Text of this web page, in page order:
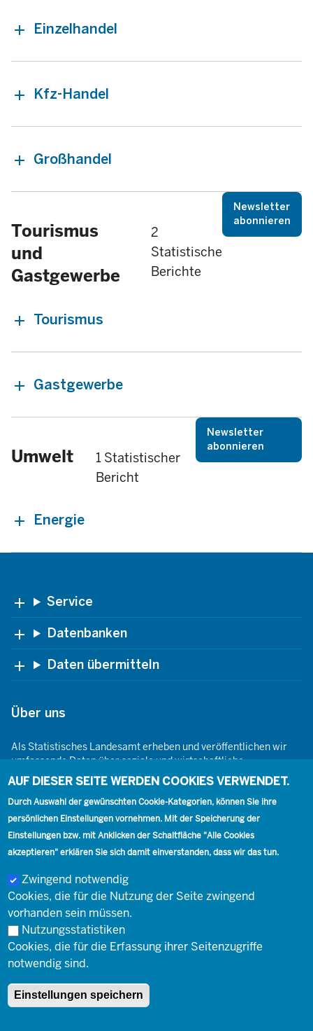
Einzelhandel
Kfz-Handel
Großhandel
Tourismus
und
Gastgewerbe
2
Statistische
Berichte
Newsletter
abonnieren
Tourismus
Gastgewerbe
Umwelt
1 Statistischer
Bericht
Newsletter
abonnieren
Energie
Footer Service
Datenbanken
Daten übermitteln
Über uns
Als Statistisches Landesamt erheben und veröffentlichen wir
umfassende Daten über soziale und wirtschaftliche
Gegebenheiten. Dabei sind wir den Grundsätzen der Neutralität,
Objektivität, wissenschaftlichen Unabhängigkeit und der
statistischen Geheimhaltung verpflichtet.
Footer
Kontakt
Kontakt Presse Karriere
Social
Footer
Impressum
© Landesbetrieb Information und Technik Nordrhein-Westfalen
(IT.NRW)
Impressum Datenschutz
AUF DIESER SEITE WERDEN COOKIES VERWENDET.
Durch Auswahl der gewünschten Cookie-Kategorien, können Sie ihre
persönlichen Einstellungen vornehmen. Mit der Speicherung der
Einstellungen bzw. mit Anklicken der Schaltfläche "Alle Cookies
akzeptieren" erklären Sie sich damit einverstanden, dass wir das tun.
Zwingend notwendig
Cookies, die für die Nutzung der Seite zwingend
vorhanden sein müssen.
Nutzungsstatistiken
Cookies, die für die Erfassung ihrer Seitenzugriffe
notwendig sind.
Einstellungen speichern